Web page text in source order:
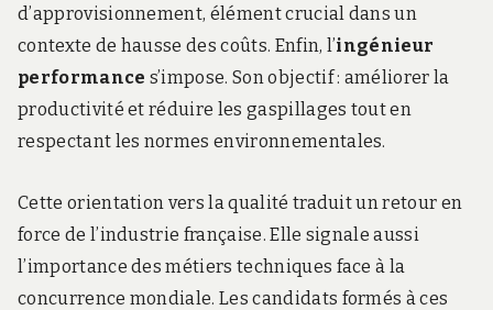
d’approvisionnement, élément crucial dans un
contexte de hausse des coûts. Enfin, l’ingénieur
performance s’impose. Son objectif : améliorer la
productivité et réduire les gaspillages tout en
respectant les normes environnementales.
Cette orientation vers la qualité traduit un retour en
force de l’industrie française. Elle signale aussi
l’importance des métiers techniques face à la
concurrence mondiale. Les candidats formés à ces